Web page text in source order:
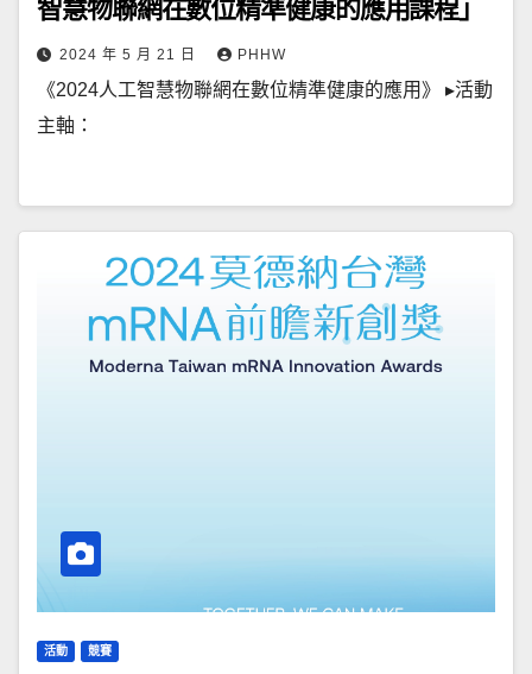
智慧物聯網在數位精準健康的應用課程」
2024 年 5 月 21 日 PHHW
《2024人工智慧物聯網在數位精準健康的應用》 ▸活動
主軸：
活動 競賽